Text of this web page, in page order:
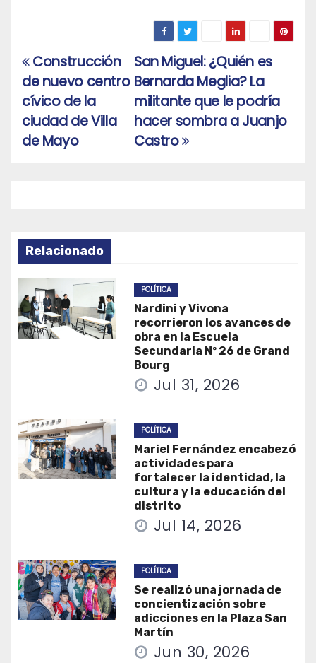
Navegación
de
entradas
San Miguel: ¿Quién es
Bernarda Meglia? La
militante que le podría
hacer sombra a Juanjo
Castro
Construcción
de nuevo centro
cívico de la
ciudad de Villa
de Mayo
Relacionado
POLÍTICA
Nardini y Vivona
recorrieron los avances de
obra en la Escuela
Secundaria Nº 26 de Grand
Bourg
Jul 31, 2026
POLÍTICA
Mariel Fernández encabezó
actividades para
fortalecer la identidad, la
cultura y la educación del
distrito
Jul 14, 2026
POLÍTICA
Se realizó una jornada de
concientización sobre
adicciones en la Plaza San
Martín
Jun 30, 2026